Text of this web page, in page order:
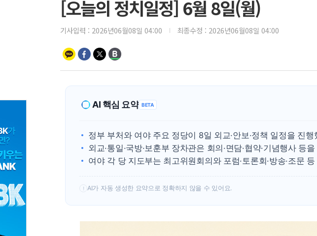
[오늘의 정치일정] 6월 8일(월)
기사입력 : 2026년06월08일 04:00 최종수정 : 2026년06월08일 04:00
AI 핵심 요약 BETA
정부 부처와 여야 주요 정당이 8일 외교·안보·정책 일정을 진행
외교·통일·국방·보훈부 장차관은 회의·면담·협약·기념행사 등
여야 각 당 지도부는 최고위원회의와 포럼·토론회·방송·조문
! AI가 자동 생성한 요약으로 정확하지 않을 수 있어요.